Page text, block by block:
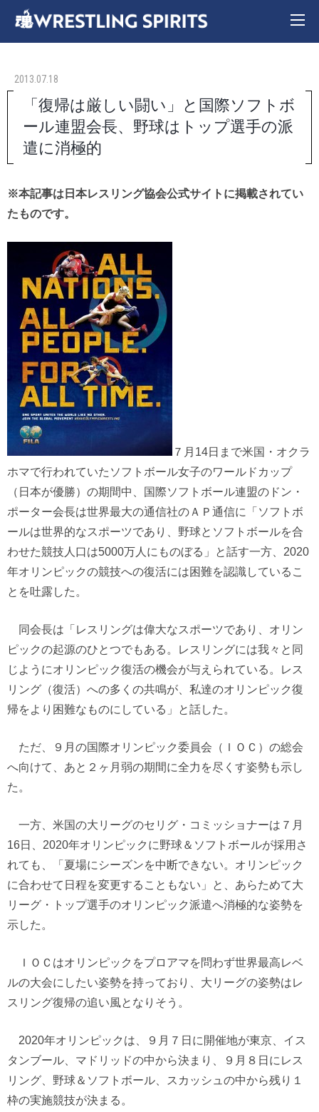
2013.07.18
「復帰は厳しい闘い」と国際ソフトボ
ール連盟会長、野球はトップ選手の派
遣に消極的
※本記事は日本レスリング協会公式サイトに掲載されてい
たものです。
７月14日まで米国・オクラ
ホマで行われていたソフトボール女子のワールドカップ
（日本が優勝）の期間中、国際ソフトボール連盟のドン・
ポーター会長は世界最大の通信社のＡＰ通信に「ソフトボ
ールは世界的なスポーツであり、野球とソフトボールを合
わせた競技人口は5000万人にものぼる」と話す一方、2020
年オリンピックの競技への復活には困難を認識しているこ
とを吐露した。
同会長は「レスリングは偉大なスポーツであり、オリン
ピックの起源のひとつでもある。レスリングには我々と同
じようにオリンピック復活の機会が与えられている。レス
リング（復活）への多くの共鳴が、私達のオリンピック復
帰をより困難なものにしている」と話した。
ただ、９月の国際オリンピック委員会（ＩＯＣ）の総会
へ向けて、あと２ヶ月弱の期間に全力を尽くす姿勢も示し
た。
一方、米国の大リーグのセリグ・コミッショナーは７月
16日、2020年オリンピックに野球＆ソフトボールが採用さ
れても、「夏場にシーズンを中断できない。オリンピック
に合わせて日程を変更することもない」と、あらためて大
リーグ・トップ選手のオリンピック派遣へ消極的な姿勢を
示した。
ＩＯＣはオリンピックをプロアマを問わず世界最高レベ
ルの大会にしたい姿勢を持っており、大リーグの姿勢はレ
スリング復帰の追い風となりそう。
2020年オリンピックは、９月７日に開催地が東京、イス
タンブール、マドリッドの中から決まり、９月８日にレス
リング、野球＆ソフトボール、スカッシュの中から残り１
枠の実施競技が決まる。